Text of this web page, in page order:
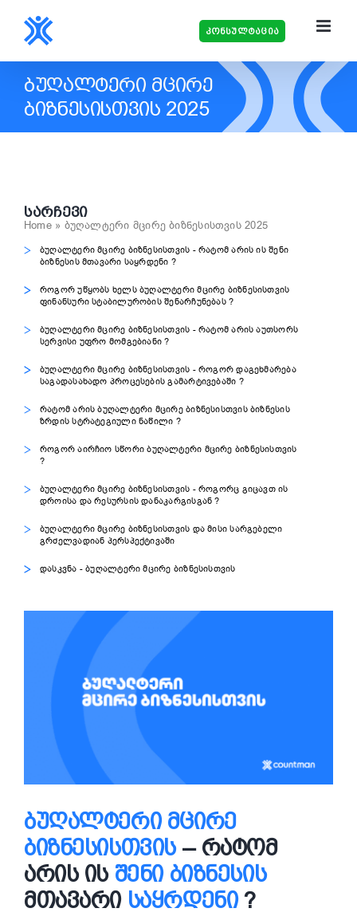
content
კონსულტაცია
ᲑᲣᲦᲐᲚᲢᲔᲠᲘ ᲛᲪᲘᲠᲔ
ᲑᲘᲖᲜᲔᲡᲘᲡᲗᲕᲘᲡ 2025
Home» ბუღალტერი მცირე ბიზნესისთვის 2025
ᲑᲣᲦᲐᲚᲢᲔᲠᲘ ᲛᲪᲘᲠᲔ
ᲑᲘᲖᲜᲔᲡᲘᲡᲗᲕᲘᲡ– ᲠᲐᲢᲝᲛ
ᲐᲠᲘᲡ ᲘᲡ ᲨᲔᲜᲘ ᲑᲘᲖᲜᲔᲡᲘᲡ
ᲛᲗᲐᲕᲐᲠᲘ ᲡᲐᲧᲠᲓᲔᲜᲘ?
ᲡᲐᲠᲩᲔᲕᲘ
ბუღალტერი მცირე ბიზნესისთვის - რატომ არის ის შენი
ბიზნესის მთავარი საყრდენი ?
როგორ უწყობს ხელს ბუღალტერი მცირე ბიზნესისთვის
ფინანსური სტაბილურობის შენარჩუნებას ?
ბუღალტერი მცირე ბიზნესისთვის - რატომ არის აუთსორს
სერვისი უფრო მომგებიანი ?
ბუღალტერი მცირე ბიზნესისთვის - როგორ დაგეხმარება
საგადასახადო პროცესების გამარტივებაში ?
რატომ არის ბუღალტერი მცირე ბიზნესისთვის ბიზნესის
ზრდის სტრატეგიული ნაწილი ?
როგორ აირჩიო სწორი ბუღალტერი მცირე ბიზნესისთვის
?
ბუღალტერი მცირე ბიზნესისთვის - როგორც გიცავთ ის
დროისა და რესურსის დანაკარგისგან ?
ბუღალტერი მცირე ბიზნესისთვის და მისი სარგებელი
გრძელვადიან პერსპექტივაში
დასკვნა - ბუღალტერი მცირე ბიზნესისთვის